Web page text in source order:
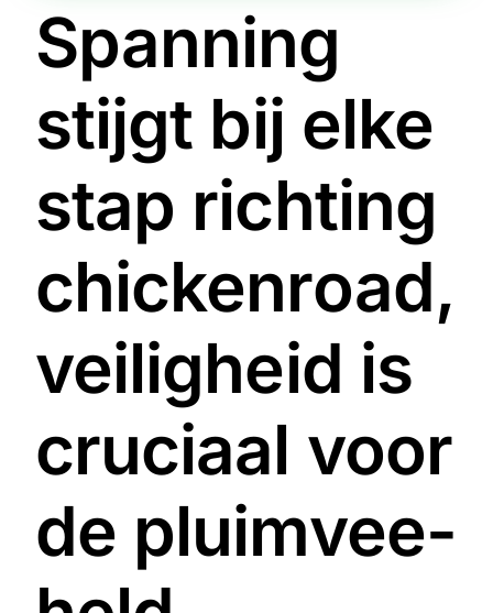
Spanning
stijgt bij elke
stap richting
chickenroad,
veiligheid is
cruciaal voor
de pluimvee-